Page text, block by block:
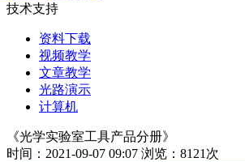
技术支持
资料下载
视频教学
文章教学
光路演示
计算机
《光学实验室工具产品分册》
时间：2021-09-07 09:07 浏览：8121次